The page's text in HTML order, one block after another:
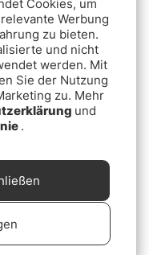
(22) 4.7 von 5
PRDTR 2.0
Cookies, um
Werbung
zu bieten.
und nicht
werden. Mit
Sie der Nutzung
zu. Mehr
und
.